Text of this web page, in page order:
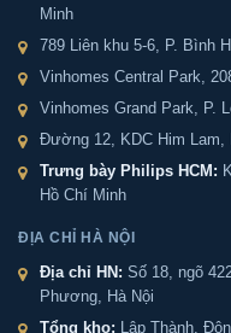
Hết pin Két sắt
khóa được không?
Két sắt Kassler
gia đình không?
Két sắt Kassler KL75-
không?
Minh
789 Liên khu 5-6, P. Bình
Vinhomes Central Park,
Vinhomes Grand Park, P.
Đường 12, KDC Him Lam,
Trưng bày Philips HCM:
Hồ Chí Minh
ĐỊA CHỈ HÀ NỘI
Địa chỉ HN: Số 18, ngõ
Phương, Hà Nội
Tổng kho: Lập Thành,